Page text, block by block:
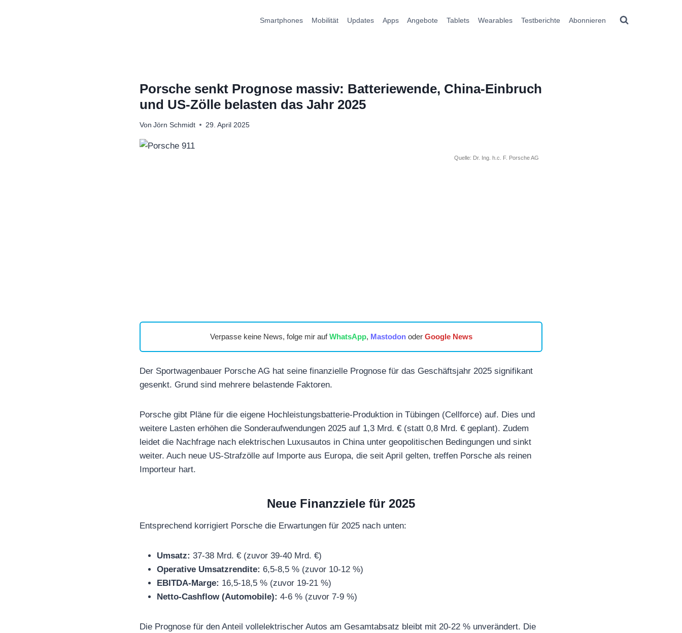
Smartphones Mobilität Updates Apps Angebote Tablets Wearables Testberichte Abonnieren
Porsche senkt Prognose massiv: Batteriewende, China-Einbruch
und US-Zölle belasten das Jahr 2025
Von Jörn Schmidt 29. April 2025
Quelle: Dr. Ing. h.c. F. Porsche AG
Verpasse keine News, folge mir aufWhatsApp, Mastodonoder Google News
Der Sportwagenbauer Porsche AG hat seine finanzielle Prognose für das Geschäftsjahr 2025 signifikant
gesenkt. Grund sind mehrere belastende Faktoren.
Porsche gibt Pläne für die eigene Hochleistungsbatterie-Produktion in Tübingen (Cellforce) auf. Dies und
weitere Lasten erhöhen die Sonderaufwendungen 2025 auf 1,3 Mrd. € (statt 0,8 Mrd. € geplant). Zudem
leidet die Nachfrage nach elektrischen Luxusautos in China unter geopolitischen Bedingungen und sinkt
weiter. Auch neue US-Strafzölle auf Importe aus Europa, die seit April gelten, treffen Porsche als reinen
Importeur hart.
Neue Finanzziele für 2025
Entsprechend korrigiert Porsche die Erwartungen für 2025 nach unten:
Umsatz: 37-38 Mrd. € (zuvor 39-40 Mrd. €)
Operative Umsatzrendite: 6,5-8,5 % (zuvor 10-12 %)
EBITDA-Marge: 16,5-18,5 % (zuvor 19-21 %)
Netto-Cashflow (Automobile): 4-6 % (zuvor 7-9 %)
Die Prognose für den Anteil vollelektrischer Autos am Gesamtabsatz bleibt mit 20-22 % unverändert. Die